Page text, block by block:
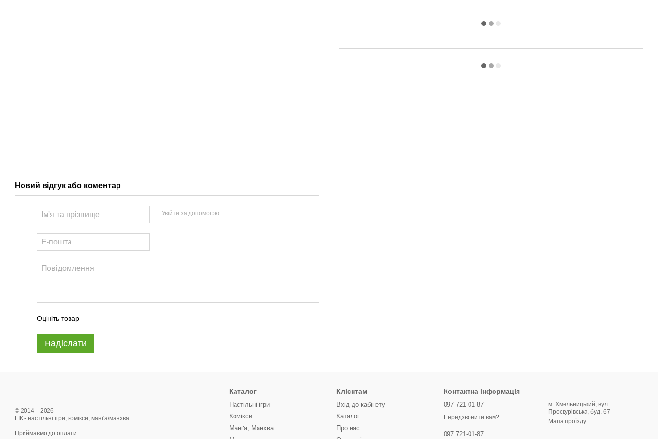
Новий відгук або коментар
Увійти за допомогою
Оцініть товар
Надіслати
© 2014—2026
ГІК - настільні ігри, комікси, манґа/манхва
Приймаємо до оплати
Каталог
Настільні ігри
Комікси
Манґа, Манхва
Клієнтам
Вхід до кабінету
Каталог
Про нас
Контактна інформація
097 721-01-87
Передзвонити вам?
097 721-01-87
м. Хмельницький, вул.
Проскурівська, буд. 67
Мапа проїзду